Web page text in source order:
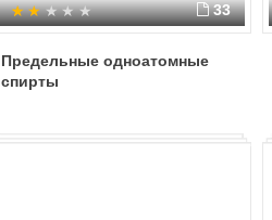
33
Предельные одноатомные
спирты